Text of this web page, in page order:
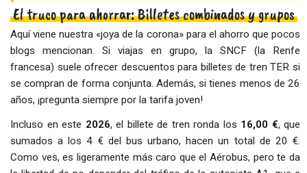
El truco para ahorrar: Billetes combinados y grupos
Aquí viene nuestra «joya de la corona» para el ahorro que pocos
blogs mencionan. Si viajas en grupo, la SNCF (la Renfe
francesa) suele ofrecer descuentos para billetes de tren TER si
se compran de forma conjunta. Además, si tienes menos de 26
años, ¡pregunta siempre por la tarifa joven!
Incluso en este 2026, el billete de tren ronda los 16,00 €, que
sumados a los 4 € del bus urbano, hacen un total de 20 €.
Como ves, es ligeramente más caro que el Aérobus, pero te da